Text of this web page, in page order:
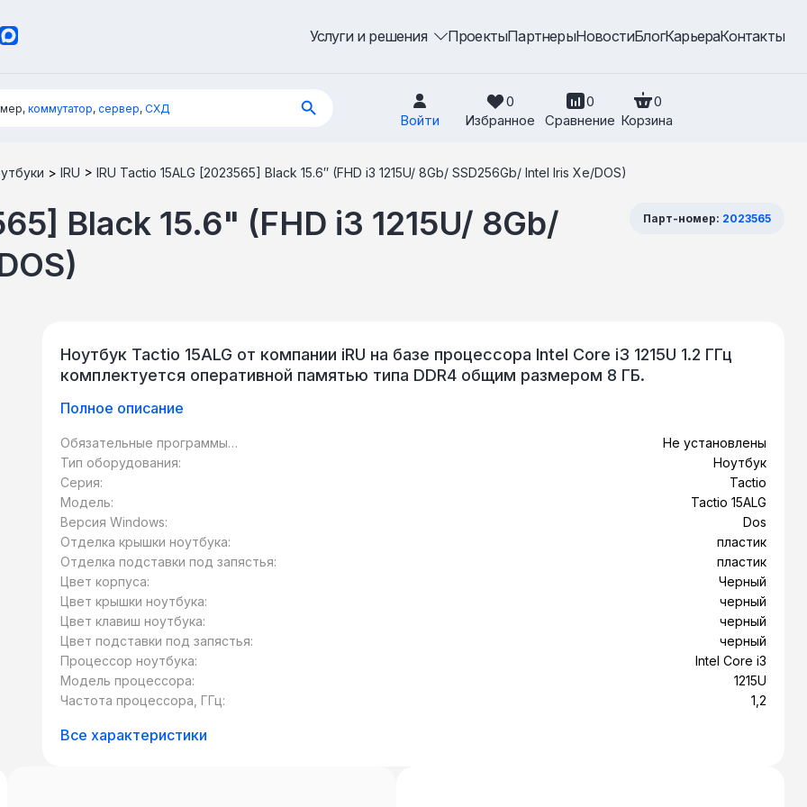
Услуги и решения ПроектыПартнерыНовостиБлогКарьераКонтакты
коммутатор, сервер, СХД
Войти
0
Избранное
0
Сравнение
0
Корзина
> IRU > IRU Tactio 15ALG [2023565] Black 15.6″ (FHD i3 1215U/ 8Gb/ SSD256Gb/ Intel Iris Xe/DOS)
Black 15.6" (FHD i3 1215U/ 8Gb/
Парт-номер: 2023565
Ноутбук Tactio 15ALG от компании iRU на базе процессора Intel Core i3 1215U 1.2 ГГц
комплектуется оперативной памятью типа DDR4 общим размером 8 ГБ.
Полное описание
Обязательные программы
предустановлены:
Не установлены
Тип оборудования:
Ноутбук
Серия:
Tactio
Модель:
Tactio 15ALG
Версия Windows:
Dos
Отделка крышки ноутбука:
пластик
Отделка подставки под запястья:
пластик
Цвет корпуса:
Черный
Цвет крышки ноутбука:
черный
Цвет клавиш ноутбука:
черный
Цвет подставки под запястья:
черный
Процессор ноутбука:
Intel Core i3
Модель процессора:
1215U
Частота процессора, ГГц:
1,2
Все характеристики